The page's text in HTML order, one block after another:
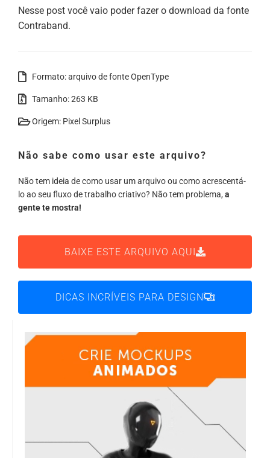
Nesse post você vaio poder fazer o download da fonte
Contraband.
Formato: arquivo de fonte OpenType
Tamanho: 263 KB
Origem: Pixel Surplus
Não sabe como usar este arquivo?
Não tem ideia de como usar um arquivo ou como acrescentá-
lo ao seu fluxo de trabalho criativo? Não tem problema, a
gente te mostra!
BAIXE ESTE ARQUIVO AQUI
DICAS INCRÍVEIS PARA DESIGN